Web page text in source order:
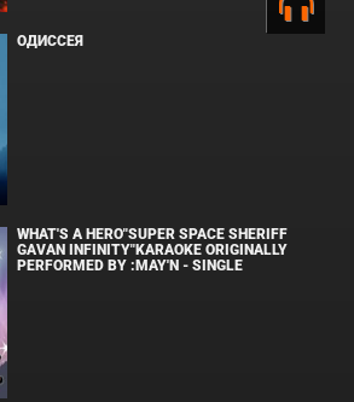
ОДИССЕЯ
WHAT'S A HERO"SUPER SPACE SHERIFF
GAVAN INFINITY"KARAOKE ORIGINALLY
PERFORMED BY :MAY'N - SINGLE